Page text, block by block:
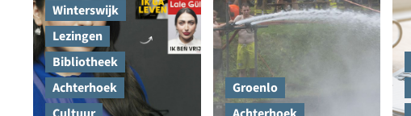
Winterswijk
Lezingen
Bibliotheek
Achterhoek
Groenlo